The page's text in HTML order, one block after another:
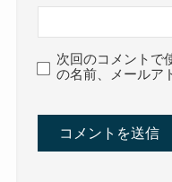
次回のコメントで
の名前、メールア